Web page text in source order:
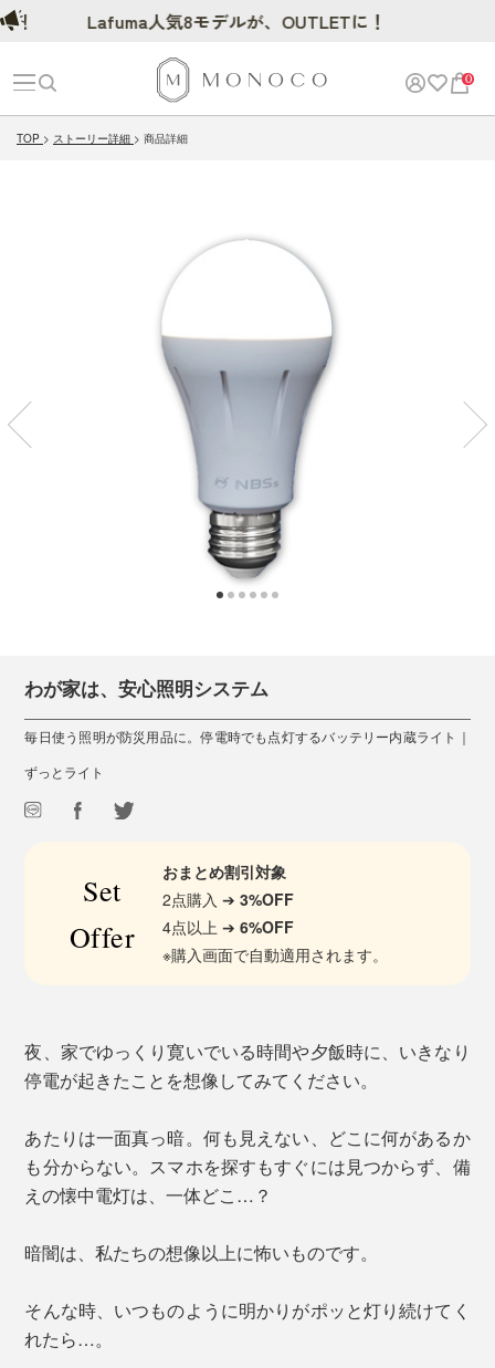
0
TOP ストーリー詳細 商品詳細
わが家は、安心照明システム
毎日使う照明が防災用品に。停電時でも点灯するバッテリー内蔵ライト｜
ずっとライト
Set
Offer
おまとめ割引対象
2点購入 ➔3%OFF
4点以上 ➔6%OFF
※購入画面で自動適用されます。
夜、家でゆっくり寛いでいる時間や夕飯時に、いきなり
停電が起きたことを想像してみてください。
あたりは一面真っ暗。何も見えない、どこに何があるか
も分からない。スマホを探すもすぐには見つからず、備
えの懐中電灯は、一体どこ…？
暗闇は、私たちの想像以上に怖いものです。
そんな時、いつものように明かりがポッと灯り続けてく
れたら…。
Lafuma人気8モデルが、OUTLETに！